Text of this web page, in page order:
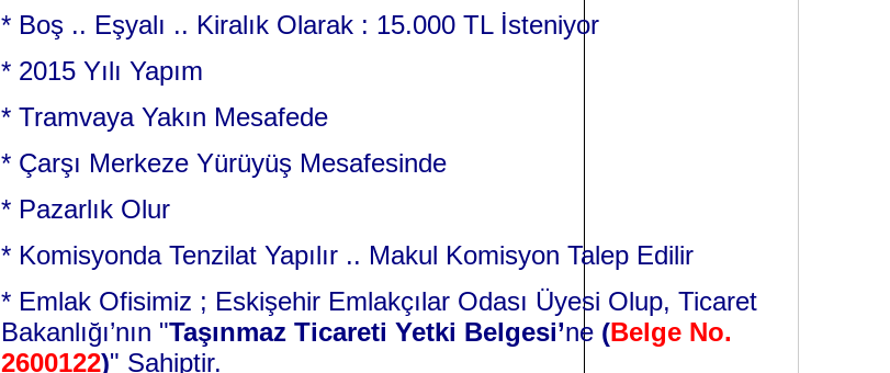
* Boş .. Eşyalı .. Kiralık Olarak : 15.000 TL İsteniyor
* 2015 Yılı Yapım
* Tramvaya Yakın Mesafede
* Çarşı Merkeze Yürüyüş Mesafesinde
* Pazarlık Olur
* Komisyonda Tenzilat Yapılır .. Makul Komisyon Talep Edilir
* Emlak Ofisimiz ; Eskişehir Emlakçılar Odası Üyesi Olup, Ticaret
Bakanlığı’nın "Taşınmaz Ticareti Yetki Belgesi’ne (Belge No.
2600122)" Sahiptir.